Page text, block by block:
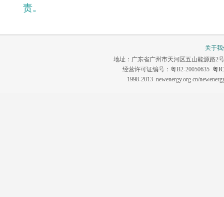
责。
关于
地址：广东省广州市天河区五山能源路2
经营许可证编号：粤B2-20050635 粤
1998-2013 newenergy.org.cn/